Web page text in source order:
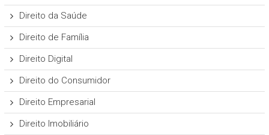
Direito da Saúde
Direito de Família
Direito Digital
Direito do Consumidor
Direito Empresarial
Direito Imobiliário